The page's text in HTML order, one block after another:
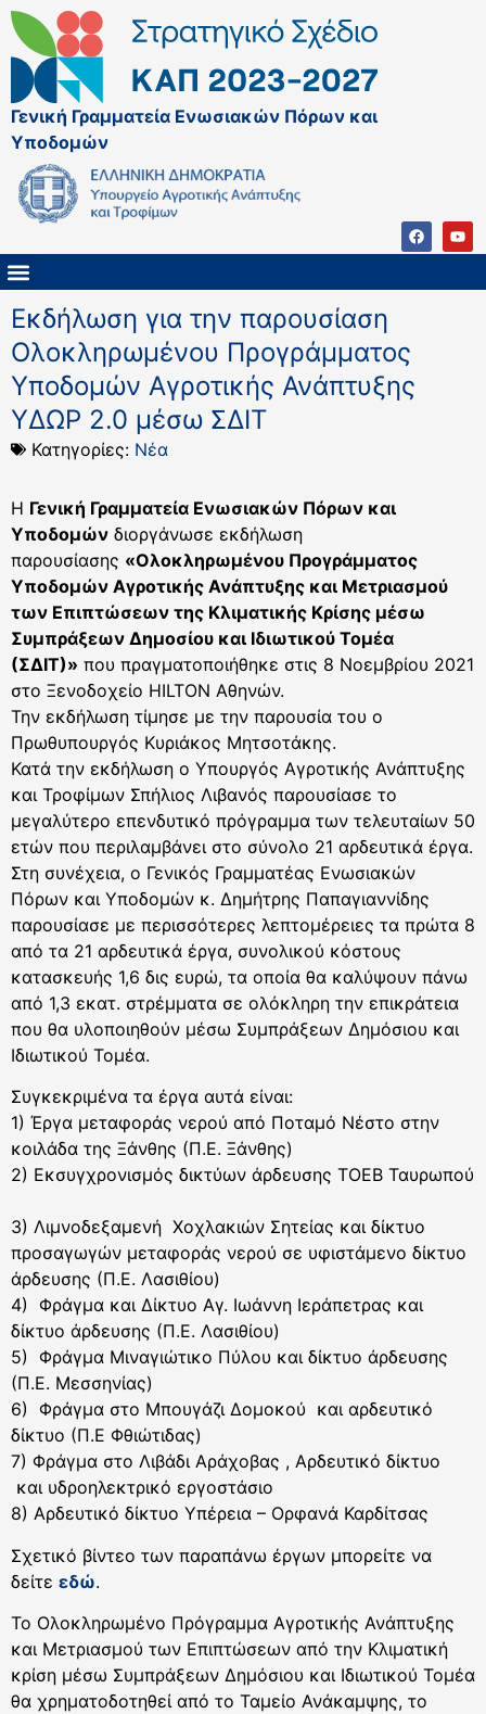
Γενική Γραμματεία Ενωσιακών Πόρων και
Υποδομών
Εκδήλωση για την παρουσίαση
Ολοκληρωμένου Προγράμματος
Υποδομών Αγροτικής Ανάπτυξης
ΥΔΩΡ 2.0 μέσω ΣΔΙΤ
Κατηγορίες: Νέα
Η Γενική Γραμματεία Ενωσιακών Πόρων και
Υποδομών διοργάνωσε εκδήλωση
παρουσίασης «Ολοκληρωμένου Προγράμματος
Υποδομών Αγροτικής Ανάπτυξης και Μετριασμού
των Επιπτώσεων της Κλιματικής Κρίσης μέσω
Συμπράξεων Δημοσίου και Ιδιωτικού Τομέα
(ΣΔΙΤ)» που πραγματοποιήθηκε στις 8 Νοεμβρίου 2021
στο Ξενοδοχείο HILTON Αθηνών.
Την εκδήλωση τίμησε με την παρουσία του ο
Πρωθυπουργός Κυριάκος Μητσοτάκης.
Κατά την εκδήλωση ο Υπουργός Αγροτικής Ανάπτυξης
και Τροφίμων Σπήλιος Λιβανός παρουσίασε το
μεγαλύτερο επενδυτικό πρόγραμμα των τελευταίων 50
ετών που περιλαμβάνει στο σύνολο 21 αρδευτικά έργα.
Στη συνέχεια, ο Γενικός Γραμματέας Ενωσιακών
Πόρων και Υποδομών κ. Δημήτρης Παπαγιαννίδης
παρουσίασε με περισσότερες λεπτομέρειες τα πρώτα 8
από τα 21 αρδευτικά έργα, συνολικού κόστους
κατασκευής 1,6 δις ευρώ, τα οποία θα καλύψουν πάνω
από 1,3 εκατ. στρέμματα σε ολόκληρη την επικράτεια
που θα υλοποιηθούν μέσω Συμπράξεων Δημόσιου και
Ιδιωτικού Τομέα.
Συγκεκριμένα τα έργα αυτά είναι:
1) Έργα μεταφοράς νερού από Ποταμό Νέστο στην
κοιλάδα της Ξάνθης (Π.Ε. Ξάνθης)
2) Εκσυγχρονισμός δικτύων άρδευσης ΤΟΕΒ Ταυρωπού
3) Λιμνοδεξαμενή Χοχλακιών Σητείας και δίκτυο
προσαγωγών μεταφοράς νερού σε υφιστάμενο δίκτυο
άρδευσης (Π.Ε. Λασιθίου)
4) Φράγμα και Δίκτυο Αγ. Ιωάννη Ιεράπετρας και
δίκτυο άρδευσης (Π.Ε. Λασιθίου)
5) Φράγμα Μιναγιώτικο Πύλου και δίκτυο άρδευσης
(Π.Ε. Μεσσηνίας)
6) Φράγμα στο Μπουγάζι Δομοκού και αρδευτικό
δίκτυο (Π.Ε Φθιώτιδας)
7) Φράγμα στο Λιβάδι Αράχοβας , Αρδευτικό δίκτυο
και υδροηλεκτρικό εργοστάσιο
8) Αρδευτικό δίκτυο Υπέρεια – Ορφανά Καρδίτσας
Σχετικό βίντεο των παραπάνω έργων μπορείτε να
δείτε εδώ.
Το Ολοκληρωμένο Πρόγραμμα Αγροτικής Ανάπτυξης
και Μετριασμού των Επιπτώσεων από την Κλιματική
κρίση μέσω Συμπράξεων Δημόσιου και Ιδιωτικού Τομέα
θα χρηματοδοτηθεί από το Ταμείο Ανάκαμψης, το